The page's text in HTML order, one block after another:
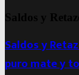
Saldos y
Saldos y
puro mate y